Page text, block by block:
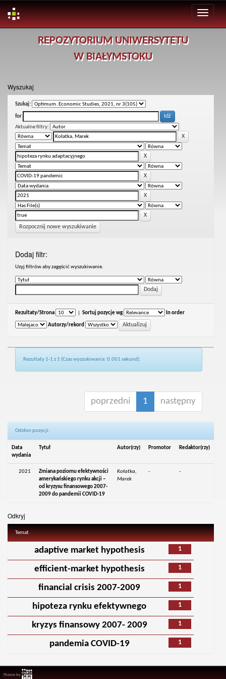
REPOZYTORIUM UNIWERSYTETU
W BIAŁYMSTOKU
Wyszukaj
Szukaj:
for
Aktualne filtry:
Rozpocznij nowe wyszukiwanie
Dodaj filtr:
Uzyj filtrów aby zagęścić wyszukiwanie.
Rezultaty/Strona Sortuj pozycje wg In order
Autorzy/rekord
Rezultaty 1-1 z 1 (Czas wyszukiwania: 0.001 sekund).
poprzedni 1 następny
Odsłon pozycji:
Data
wydania
Tytuł Autor(rzy) Promotor Redaktor(rzy)
2021
Zmiana poziomu efektywności
amerykańskiego rynku akcji –
od kryzysu finansowego 2007-
2009 do pandemii COVID-19
Kołatka,
Marek
- -
Odkryj
Temat
1
adaptive market hypothesis
1
efficient-market hypothesis
1
financial crisis 2007-2009
1
hipoteza rynku efektywnego
1
kryzys finansowy 2007- 2009
1
pandemia COVID-19
Theme by